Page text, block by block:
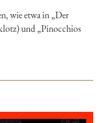
wie etwa in „Der
und „Pinocchios